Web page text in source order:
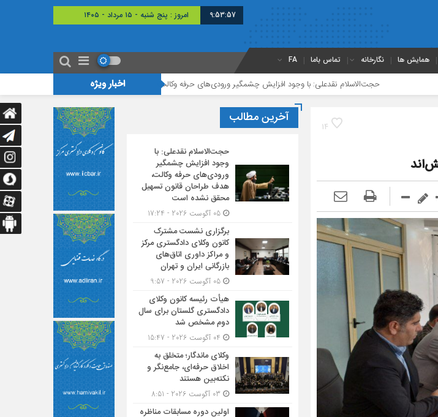
9:53:58 امروز : پنج شنبه - ۱۵ مرداد - ۱۴۰۵
همایش ها نگارخانه تماس باما FA
اخبار ویژه
حجت‌الاسلام نقدعلی: با وجود افزایش چشمگیر ورودی‌های حرفه وکالت، هدف طراحان قانون تسهیل محقق نشده است
14 آخرین مطالب
حجت‌الاسلام نقدعلی: با
وجود افزایش چشمگیر
ورودی‌های حرفه وکالت،
هدف طراحان قانون تسهیل
محقق نشده است
برگزاری نشست مشترک
کانون وکلای دادگستری مرکز
و مراکز داوری اتاق‌های
بازرگانی ایران و تهران
هیأت ‌رئیسه کانون وکلای
دادگستری گلستان برای سال
دوم مشخص شد
وکلای ماندگار؛ متخلق به
اخلاق حرفه‌ای، جامع‌نگر و
نکته‌بین هستند
اولین دوره مسابقات مناظره